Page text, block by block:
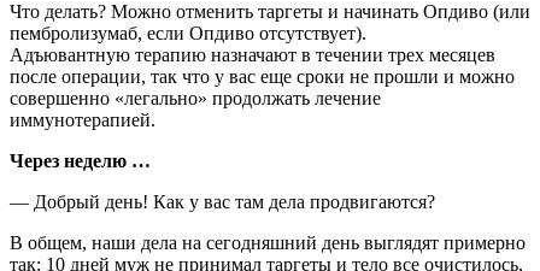
Что делать? Можно отменить таргеты и начинать Опдиво (или
пембролизумаб, еcли Опдиво отсутствует).
Адъювантную терапию назначают в течении трех месяцев
после операции, так что у вас еще сроки не прошли и можно
совершенно «легально» продолжать лечение
иммунотерапией.
Через неделю …
— Добрый день! Как у вас там дела продвигаются?
В общем, наши дела на сегодняшний день выглядят примерно
так: 10 дней муж не принимал таргеты и тело все очистилось,